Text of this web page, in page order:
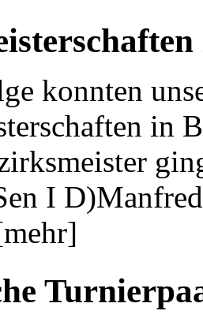
konnten
in
I